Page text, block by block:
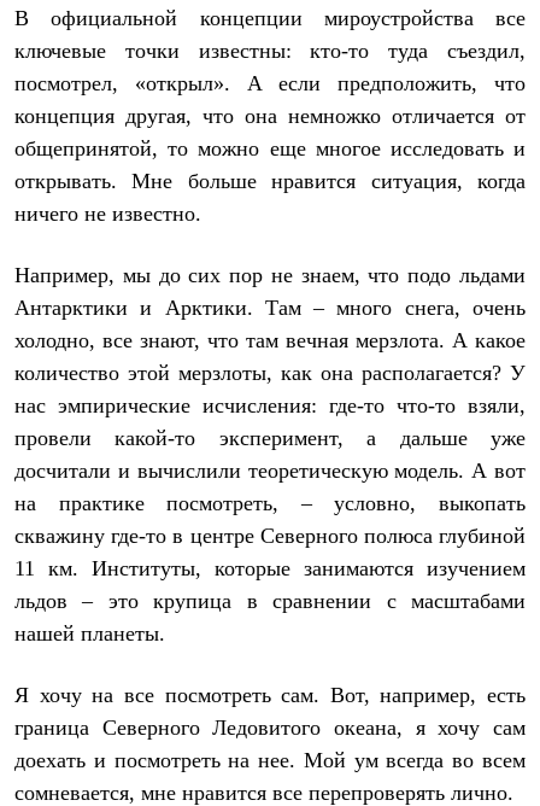
Полезные аксессуары
Еда
Коврики
Женская обувь
Сапоги
Мужская обувь
Ботинки
Сапоги
Гамаши и бахилы
Гамаши
Тапочки и чуни
Тапочки
Чуни
Уход за обувью
Аксессуары
Головные уборы
Балаклавы и маски
Кепки и бейсболки
Повязки
Панамы
Перчатки и рукавицы
Носки
Полезные аксессуары
Брелки
Ремни
Шевроны
В официальной концепции мироустройства все
ключевые точки известны: кто-то туда съездил,
посмотрел, «открыл». А если предположить, что
концепция другая, что она немножко отличается от
общепринятой, то можно еще многое исследовать и
открывать. Мне больше нравится ситуация, когда
ничего не известно.
Например, мы до сих пор не знаем, что подо льдами
Антарктики и Арктики. Там – много снега, очень
холодно, все знают, что там вечная мерзлота. А какое
количество этой мерзлоты, как она располагается? У
нас эмпирические исчисления: где-то что-то взяли,
провели какой-то эксперимент, а дальше уже
досчитали и вычислили теоретическую модель. А вот
на практике посмотреть, – условно, выкопать
скважину где-то в центре Северного полюса глубиной
11 км. Институты, которые занимаются изучением
льдов – это крупица в сравнении с масштабами
нашей планеты.
Я хочу на все посмотреть сам. Вот, например, есть
граница Северного Ледовитого океана, я хочу сам
доехать и посмотреть на нее. Мой ум всегда во всем
сомневается, мне нравится все перепроверять лично.